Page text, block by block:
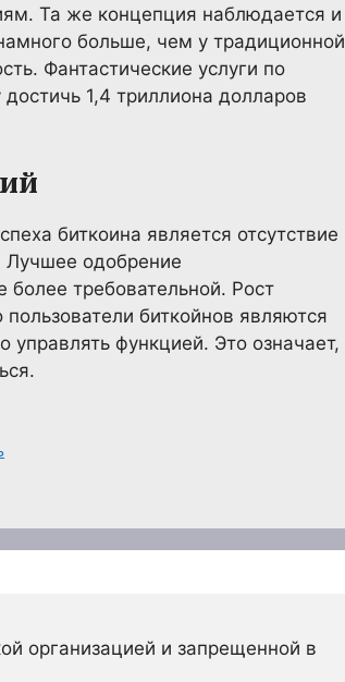
Та же концепция наблюдается и
больше, чем у традиционной
Фантастические услуги по
1,4 триллиона долларов
биткоина является отсутствие
Лучшее одобрение
более требовательной. Рост
биткойнов являются
функцией. Это означает,
организацией и запрещенной в